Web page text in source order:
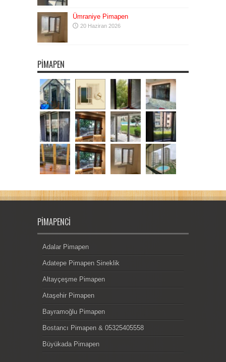
Ümraniye Pimapen
20 Haziran 2026
PIMAPEN
PIMAPENCI
Adalar Pimapen
Adatepe Pimapen Sineklik
Altayçeşme Pimapen
Ataşehir Pimapen
Bayramoğlu Pimapen
Bostancı Pimapen & 05325405558
Büyükada Pimapen